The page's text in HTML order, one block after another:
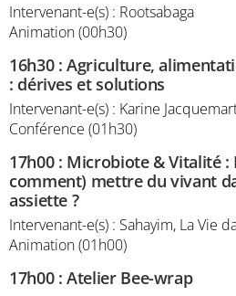
Intervenant-e(s) : Rootsabaga
Animation (00h30)
16h30:Agriculture,
: dérives et solutions
Intervenant-e(s) : Karine
Conférence (01h30)
17h00: Microbiote & Vitalité :
comment) mettre du vivant
assiette ?
Intervenant-e(s) : Sahayim, La Vie
Animation (01h00)
17h00:Atelier Bee-wrap